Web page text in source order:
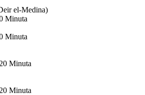
el-Medina)
Minuta
Minuta
Minuta
Minuta